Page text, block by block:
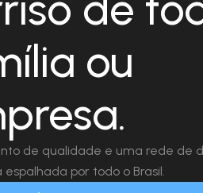
ou
de qualidade e uma rede de
por todo o Brasil.